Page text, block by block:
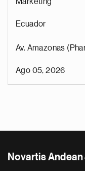
Ecuador
Av. Amazonas
Ago 05, 2026
Novartis